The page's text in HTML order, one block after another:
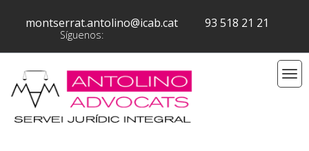
montserrat.antolino@icab.cat 93 518 21 21
Síguenos: